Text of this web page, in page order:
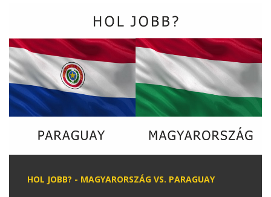
HOL JOBB? - MAGYARORSZÁG VS. PARAGUAY